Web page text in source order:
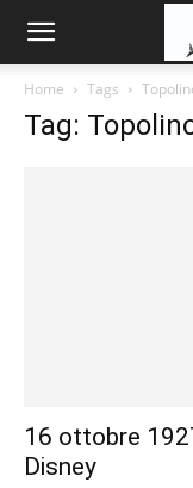
Home Tags
Tag:
16 ottobre
Disney